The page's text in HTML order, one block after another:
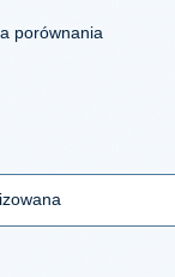
porównania